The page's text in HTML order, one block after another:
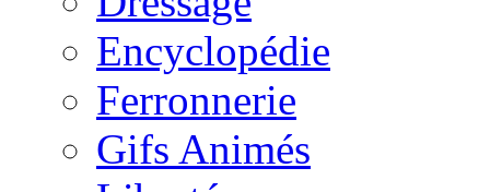
Encyclopédie
Ferronnerie
Gifs Animés